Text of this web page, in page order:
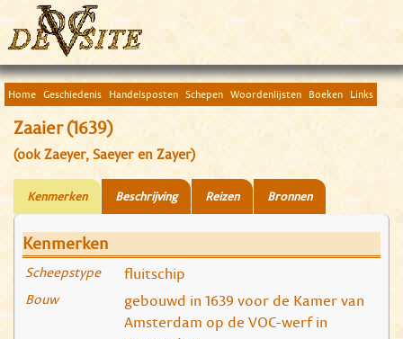
Home Geschiedenis Handelsposten Schepen Woordenlijsten Boeken Links
Zaaier (1639)
(ook Zaeyer, Saeyer en Zayer)
Kenmerken Beschrijving Reizen Bronnen
Kenmerken
Scheepstype fluitschip
Bouw
gebouwd in 1639 voor de Kamer van
Amsterdam op de VOC-werf in